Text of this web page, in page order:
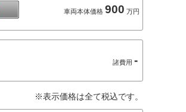
車両本体価格 900 万円
諸費用 -
※表示価格は全て税込です。